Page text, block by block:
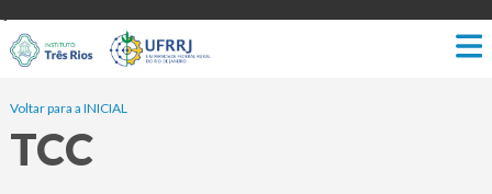
Voltar para a INICIAL
TCC